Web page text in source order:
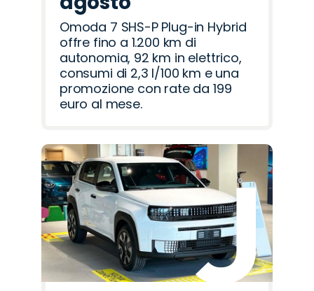
Omoda 7 SHS-P Plug-in Hybrid
offre fino a 1.200 km di
autonomia, 92 km in elettrico,
consumi di 2,3 l/100 km e una
promozione con rate da 199
euro al mese.